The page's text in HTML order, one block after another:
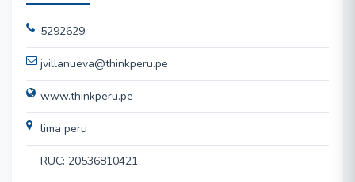
5292629
jvillanueva@thinkperu.pe
www.thinkperu.pe
lima peru
RUC: 20536810421